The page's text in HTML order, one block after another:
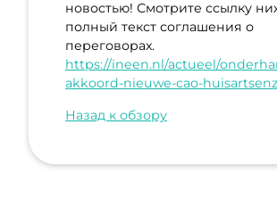
новостью! Смотрите ссылку
полный текст соглашения о
переговорах.
https://ineen.nl/actueel/
akkoord-nieuwe-cao-
Назад к обзору